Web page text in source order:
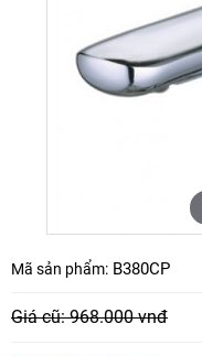
Mã sản phẩm: B380CP
Giá cũ: 968.000 vnđ